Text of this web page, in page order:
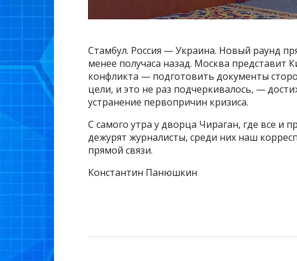
Стамбул. Россия — Украина. Новый раунд
менее получаса назад. Москва представит
конфликта — подготовить документы
цели, и это не раз подчеркивалось, —
устранение первопричин кризиса.
С самого утра у дворца Чираган, где все и
дежурят журналисты, среди них наш
прямой связи.
Константин Панюшкин